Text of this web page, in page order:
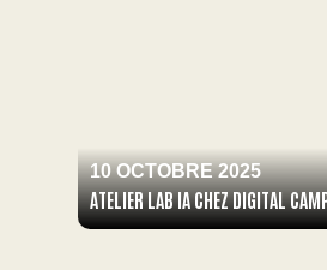
10 OCTOBRE 2025
ATELIER LAB IA CHEZ DIGITAL